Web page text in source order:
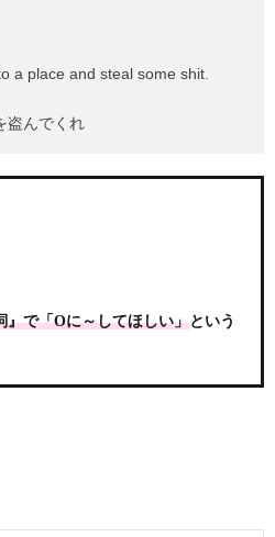
a place and steal some shit.
んでくれ
』で「Oに～してほしい」という